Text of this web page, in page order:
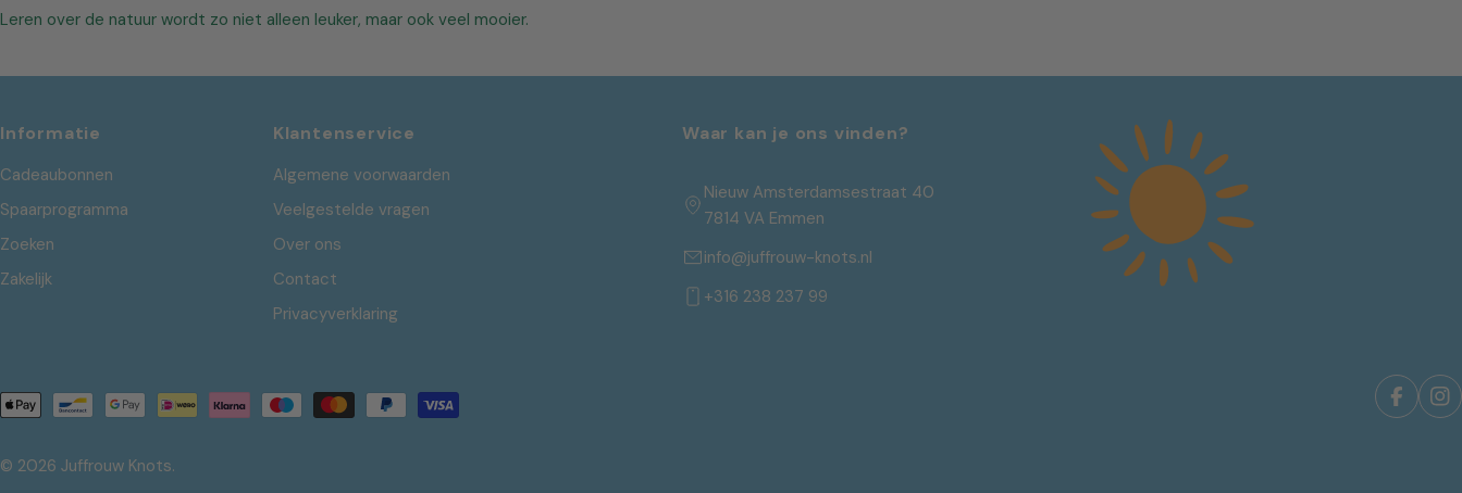
Leren over de natuur wordt zo niet alleen leuker, maar ook veel mooier.
Informatie
Cadeaubonnen
Spaarprogramma
Zoeken
Zakelijk
Klantenservice
Algemene voorwaarden
Veelgestelde vragen
Over ons
Contact
Privacyverklaring
Waar kan je ons vinden?
Nieuw Amsterdamsestraat 40
7814 VA Emmen
info@juffrouw-knots.nl
+316 238 237 99
Betaalmethoden
© 2026 Juffrouw Knots.